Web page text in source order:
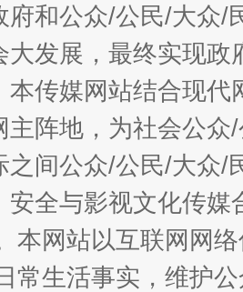
府和公众/公民/大众/
大发展，最终实现
本传媒网站结合现
主阵地，为社会公
之间公众/公民/大众/
安全与影视文化传
本网站以互联网网
常生活事实，维护